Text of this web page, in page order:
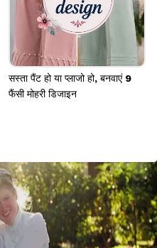
सस्ता पैंट हो या प्लाजो हो, बनवाएं 9
फैंसी मोहरी डिजाइन